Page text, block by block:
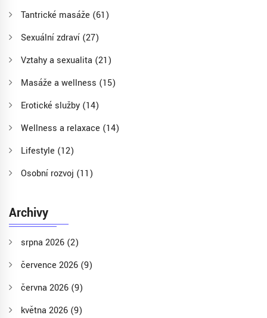
Tantrické masáže (61)
Sexuální zdraví (27)
Vztahy a sexualita (21)
Masáže a wellness (15)
Erotické služby (14)
Wellness a relaxace (14)
Lifestyle (12)
Osobní rozvoj (11)
Archivy
srpna 2026 (2)
července 2026 (9)
června 2026 (9)
května 2026 (9)